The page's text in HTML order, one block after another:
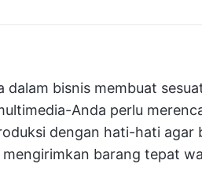
dalam bisnis membuat
Anda perlu
dengan hati-hati agar
barang tepat